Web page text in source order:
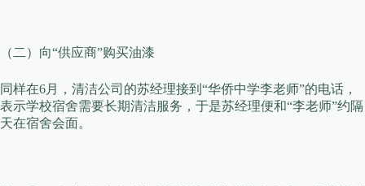
（二） 向“供应商”购买油漆
同样在6月，清洁公司的苏经理接到“华侨中学李老师”的电话，
表示学校宿舍需要长期清洁服务，于是苏经理便和“李老师”约隔
天在宿舍会面。